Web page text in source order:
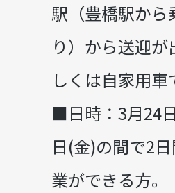
駅（豊橋駅から
り）から送迎が
しくは自家用車
■日時：3月24
日(金)の間で2
業ができる方。